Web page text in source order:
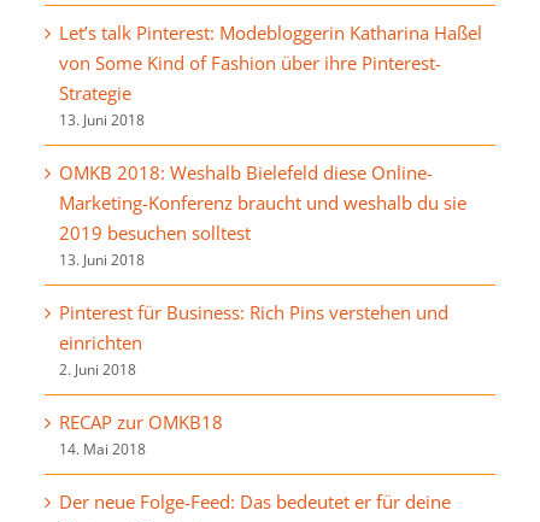
Let’s talk Pinterest: Modebloggerin Katharina Haßel
von Some Kind of Fashion über ihre Pinterest-
Strategie
13. Juni 2018
OMKB 2018: Weshalb Bielefeld diese Online-
Marketing-Konferenz braucht und weshalb du sie
2019 besuchen solltest
13. Juni 2018
Pinterest für Business: Rich Pins verstehen und
einrichten
2. Juni 2018
RECAP zur OMKB18
14. Mai 2018
Der neue Folge-Feed: Das bedeutet er für deine